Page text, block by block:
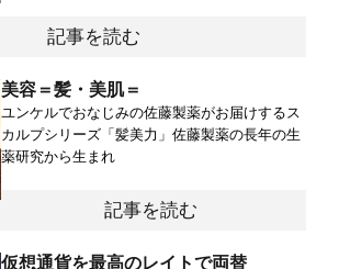
記事を読む
美容＝髪・美肌＝
ユンケルでおなじみの佐藤製薬がお届けするス
カルプシリーズ「髪美力」佐藤製薬の長年の生
薬研究から生まれ
記事を読む
仮想通貨を最高のレイトで両替